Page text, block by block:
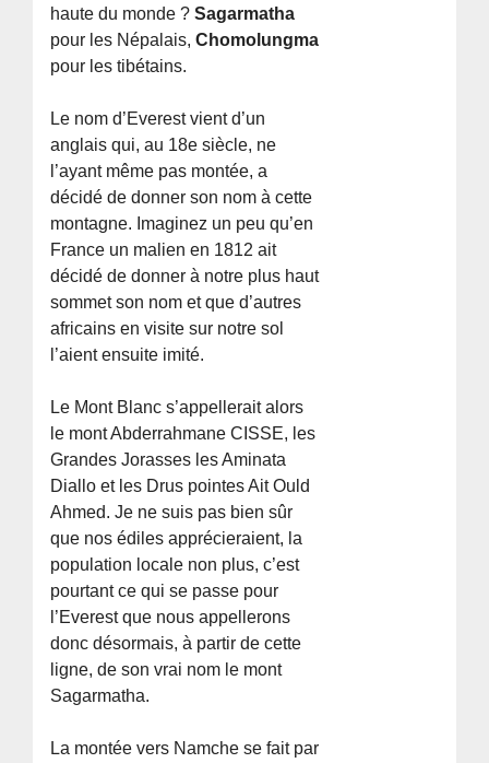
haute du monde ?Sagarmatha
pour les Népalais,Chomolungma
pour les tibétains.
Le nom d’Everest vient d’un
anglais qui, au 18e siècle, ne
l’ayant même pas montée, a
décidé de donner son nom à cette
montagne. Imaginez un peu qu’en
France un malien en 1812 ait
décidé de donner à notre plus haut
sommet son nom et que d’autres
africains en visite sur notre sol
l’aient ensuite imité.
Le Mont Blanc s’appellerait alors
le mont Abderrahmane CISSE, les
Grandes Jorasses les Aminata
Diallo et les Drus pointes Ait Ould
Ahmed. Je ne suis pas bien sûr
que nos édiles apprécieraient, la
population locale non plus, c’est
pourtant ce qui se passe pour
l’Everest que nous appellerons
donc désormais, à partir de cette
ligne, de son vrai nom le mont
Sagarmatha.
La montée vers Namche se fait par